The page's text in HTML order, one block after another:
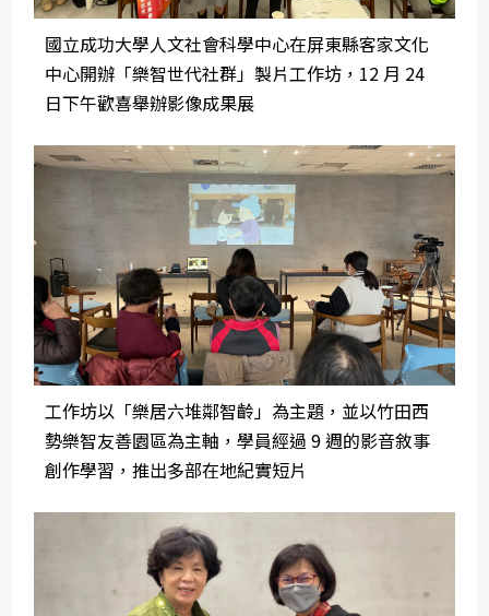
國立成功大學人文社會科學中心在屏東縣客家文化
中心開辦「樂智世代社群」製片工作坊，12 月 24
日下午歡喜舉辦影像成果展
工作坊以「樂居六堆鄰智齡」為主題，並以竹田西
勢樂智友善園區為主軸，學員經過 9 週的影音敘事
創作學習，推出多部在地紀實短片